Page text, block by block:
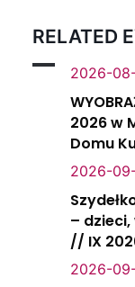
RELATED
2026-
2026 w
Domu
2026-
–
// IX
2026-